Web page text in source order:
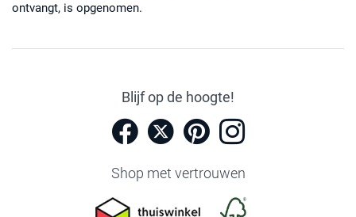
ontvangt, is opgenomen.
Blijf op de hoogte!
Shop met vertrouwen